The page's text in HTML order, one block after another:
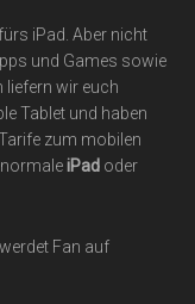
iPad. Aber nicht
und Games sowie
liefern wir euch
Tablet und haben
zum mobilen
normaleiPad oder
Fan auf